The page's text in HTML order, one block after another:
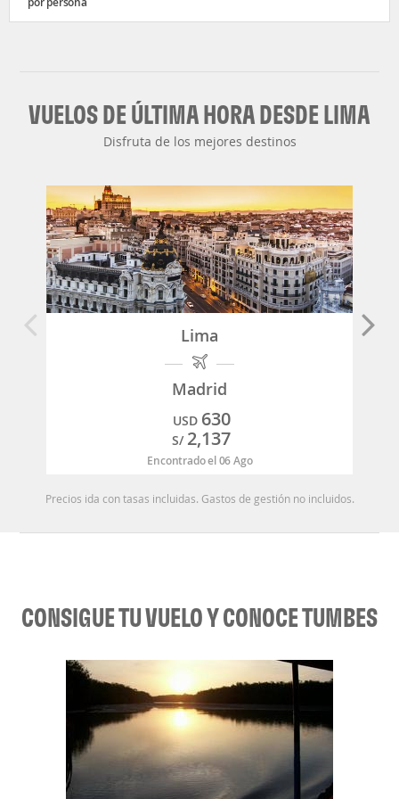
VUELOS DE ÚLTIMA HORA DESDE LIMA
Disfruta de los mejores destinos
Lima
Madrid
USD 630
S/ 2,137
Encontrado el 06 Ago
Precios ida con tasas incluidas. Gastos de gestión no incluidos.
CONSIGUE TU VUELO Y CONOCE TUMBES